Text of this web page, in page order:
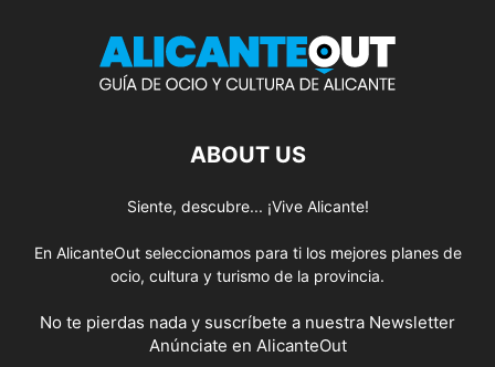
ABOUT US
Siente, descubre... ¡Vive Alicante!
En AlicanteOut seleccionamos para ti los mejores planes de
ocio, cultura y turismo de la provincia.
No te pierdas nada y suscríbete a nuestra Newsletter
Anúnciate en AlicanteOut